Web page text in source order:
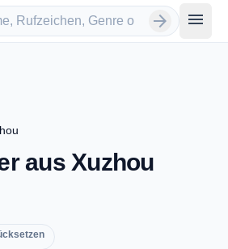
arrow_forward menu
aus Xuzhou